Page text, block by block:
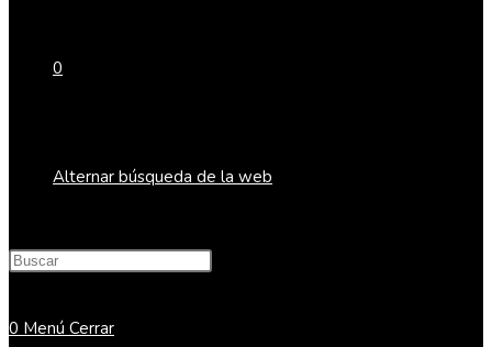
0
Alternar búsqueda de la web
0 Menú Cerrar